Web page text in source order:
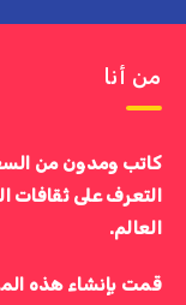
من أنا
كاتب ومدون من
التعرف على ثقافات
العالم.
قمت بإنشاء هذه